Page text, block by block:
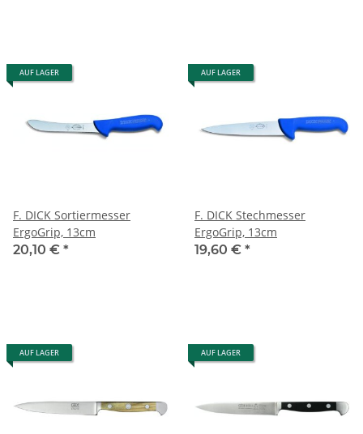
AUF LAGER
F. DICK Sortiermesser
ErgoGrip, 13cm
20,10 € *
AUF LAGER
F. DICK Stechmesser
ErgoGrip, 13cm
19,60 € *
AUF LAGER AUF LAGER